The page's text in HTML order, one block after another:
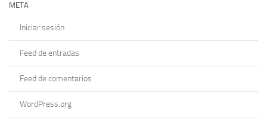
META
Iniciar sesión
Feed de entradas
Feed de comentarios
WordPress.org